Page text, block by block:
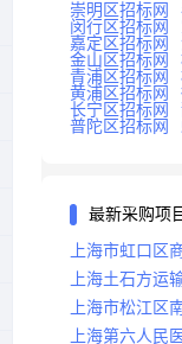
崇明区招标网
闵行区招标网
嘉定区招标网
金山区招标网
青浦区招标网
黄浦区招标网
长宁区招标网
普陀区招标网
最新采购项
上海市虹口区
上海土石方运
上海市松江区
上海第六人民